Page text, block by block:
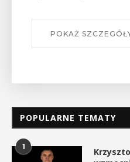
POKAŻ
POPULARNE TEMATY
1